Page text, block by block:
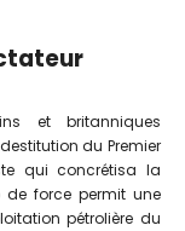
et britanniques
du Premier
qui concrétisa la
force permit une
pétrolière du